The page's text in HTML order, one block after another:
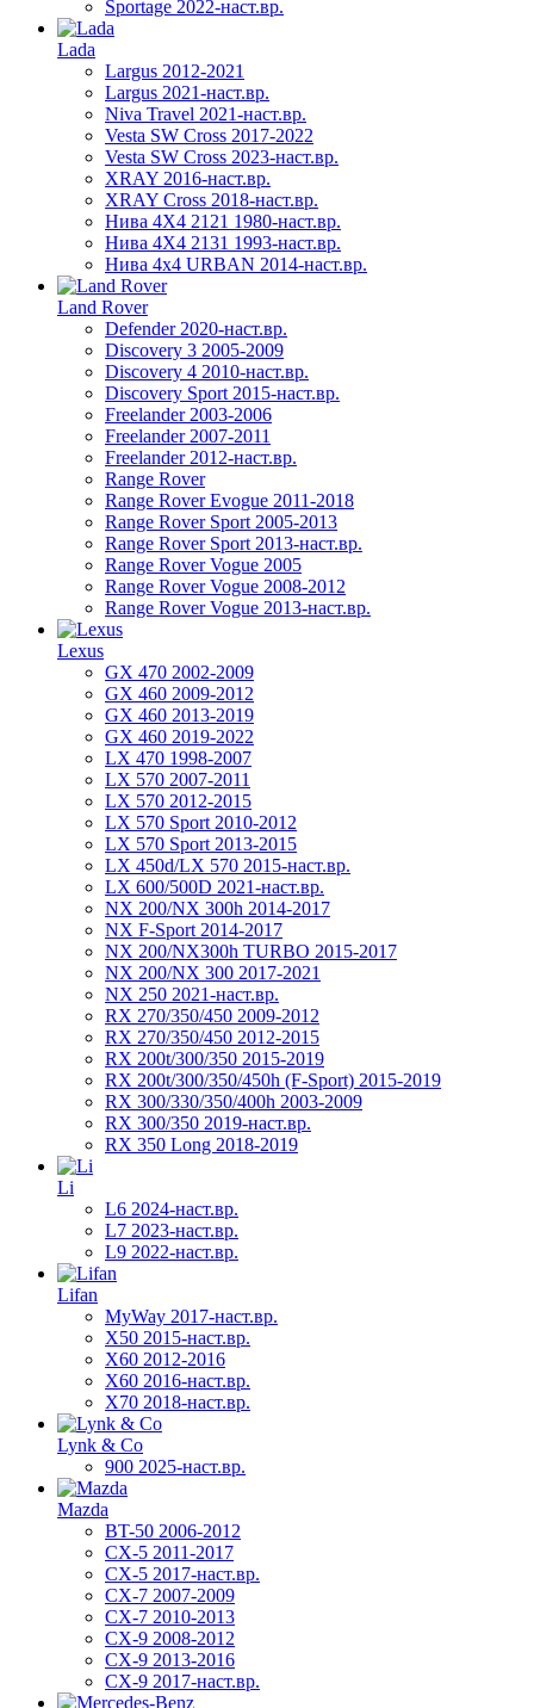
Sportage 2022-наст.вр.
Lada
Largus 2012-2021
Largus 2021-наст.вр.
Niva Travel 2021-наст.вр.
Vesta SW Cross 2017-2022
Vesta SW Cross 2023-наст.вр.
XRAY 2016-наст.вр.
XRAY Cross 2018-наст.вр.
Нива 4X4 2121 1980-наст.вр.
Нива 4X4 2131 1993-наст.вр.
Нива 4х4 URBAN 2014-наст.вр.
Land Rover
Defender 2020-наст.вр.
Discovery 3 2005-2009
Discovery 4 2010-наст.вр.
Discovery Sport 2015-наст.вр.
Freelander 2003-2006
Freelander 2007-2011
Freelander 2012-наст.вр.
Range Rover
Range Rover Evogue 2011-2018
Range Rover Sport 2005-2013
Range Rover Sport 2013-наст.вр.
Range Rover Vogue 2005
Range Rover Vogue 2008-2012
Range Rover Vogue 2013-наст.вр.
Lexus
GX 470 2002-2009
GX 460 2009-2012
GX 460 2013-2019
GX 460 2019-2022
LX 470 1998-2007
LX 570 2007-2011
LX 570 2012-2015
LX 570 Sport 2010-2012
LX 570 Sport 2013-2015
LX 450d/LX 570 2015-наст.вр.
LX 600/500D 2021-наст.вр.
NX 200/NX 300h 2014-2017
NX F-Sport 2014-2017
NX 200/NX300h TURBO 2015-2017
NX 200/NX 300 2017-2021
NX 250 2021-наст.вр.
RX 270/350/450 2009-2012
RX 270/350/450 2012-2015
RX 200t/300/350 2015-2019
RX 200t/300/350/450h (F-Sport) 2015-2019
RX 300/330/350/400h 2003-2009
RX 300/350 2019-наст.вр.
RX 350 Long 2018-2019
Li
L6 2024-наст.вр.
L7 2023-наст.вр.
L9 2022-наст.вр.
Lifan
MyWay 2017-наст.вр.
X50 2015-наст.вр.
X60 2012-2016
X60 2016-наст.вр.
X70 2018-наст.вр.
Lynk & Co
900 2025-наст.вр.
Mazda
BT-50 2006-2012
CX-5 2011-2017
CX-5 2017-наст.вр.
CX-7 2007-2009
CX-7 2010-2013
CX-9 2008-2012
CX-9 2013-2016
CX-9 2017-наст.вр.